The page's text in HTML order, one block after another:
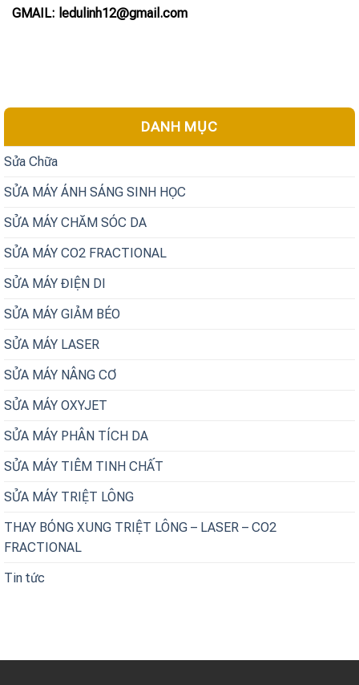
GMAIL: ledulinh12@gmail.com
DANH MỤC
Sửa Chữa
SỬA MÁY ÁNH SÁNG SINH HỌC
SỬA MÁY CHĂM SÓC DA
SỬA MÁY CO2 FRACTIONAL
SỬA MÁY ĐIỆN DI
SỬA MÁY GIẢM BÉO
SỬA MÁY LASER
SỬA MÁY NÂNG CƠ
SỬA MÁY OXYJET
SỬA MÁY PHÂN TÍCH DA
SỬA MÁY TIÊM TINH CHẤT
SỬA MÁY TRIỆT LÔNG
THAY BÓNG XUNG TRIỆT LÔNG – LASER – CO2
FRACTIONAL
Tin tức